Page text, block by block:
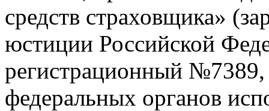
средств страховщика»
юстиции Российской
регистрационный №7389,
федеральных органов